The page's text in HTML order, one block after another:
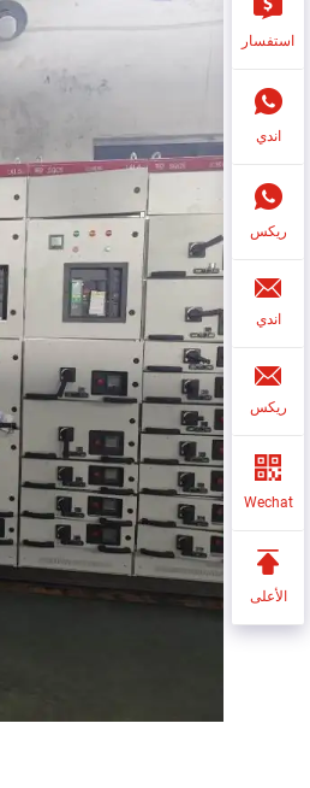
استفسار
اندي
ريكس
اندي
ريكس
Wechat
الأعلى